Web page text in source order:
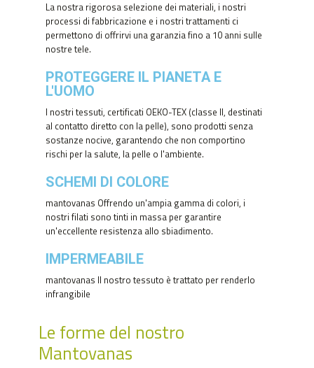
La nostra rigorosa selezione dei materiali, i nostri
processi di fabbricazione e i nostri trattamenti ci
permettono di offrirvi una garanzia fino a 10 anni sulle
nostre tele.
PROTEGGERE IL PIANETA E
L'UOMO
I nostri tessuti, certificati OEKO-TEX (classe II, destinati
al contatto diretto con la pelle), sono prodotti senza
sostanze nocive, garantendo che non comportino
rischi per la salute, la pelle o l'ambiente.
SCHEMI DI COLORE
mantovanas Offrendo un'ampia gamma di colori, i
nostri filati sono tinti in massa per garantire
un'eccellente resistenza allo sbiadimento.
IMPERMEABILE
mantovanas Il nostro tessuto è trattato per renderlo
infrangibile
Le forme del nostro
Mantovanas